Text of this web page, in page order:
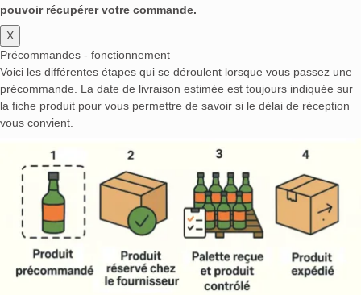
pouvoir récupérer votre commande.
X
Précommandes - fonctionnement
Voici les différentes étapes qui se déroulent lorsque vous passez une
précommande. La date de livraison estimée est toujours indiquée sur
la fiche produit pour vous permettre de savoir si le délai de réception
vous convient.